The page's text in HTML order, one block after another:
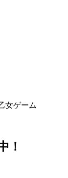
女ゲーム
！